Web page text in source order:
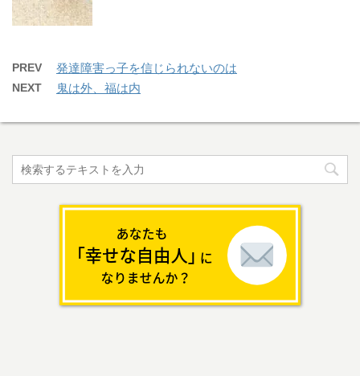
PREV 発達障害っ子を信じられないのは
NEXT 鬼は外、福は内